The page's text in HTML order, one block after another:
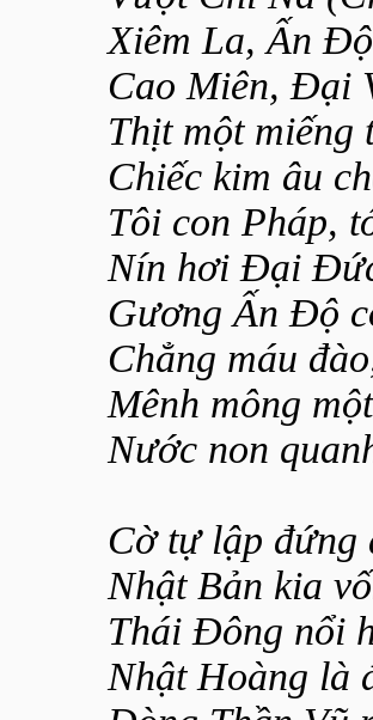
Xiêm La, Ấn
Cao Miên, Đại
Thịt một miếng
Chiếc kim âu
Tôi con Pháp,
Nín hơi Đại
Gương Ấn Độ
Chẳng máu
Mênh mông
Nước non
Cờ tự lập đứng
Nhật Bản kia
Thái Đông nổi
Nhật Hoàng là